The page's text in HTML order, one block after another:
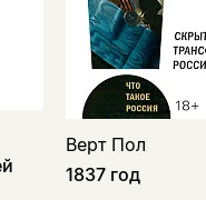
Верт Пол
1837 год